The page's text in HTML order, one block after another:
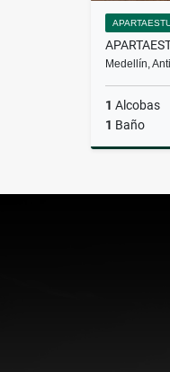
Medellín,
1 Alcobas
1 Baño